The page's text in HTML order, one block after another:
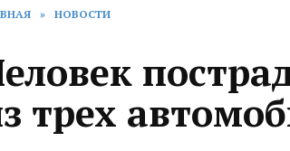
» НОВОСТИ
трех